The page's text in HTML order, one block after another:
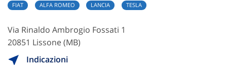
FIAT ALFA ROMEO LANCIA TESLA
Via Rinaldo Ambrogio Fossati 1
20851 Lissone (MB)
Indicazioni